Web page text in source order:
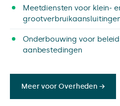
Meetdiensten voor klein-
Onderbouwing voor
aanbestedingen
Meer voor Overheden →